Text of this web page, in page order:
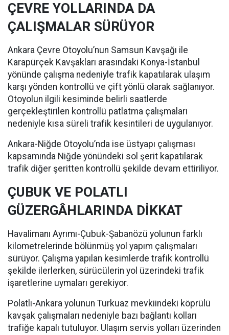
ÇEVRE YOLLARINDA DA
ÇALIŞMALAR SÜRÜYOR
Ankara Çevre Otoyolu’nun Samsun Kavşağı ile
Karapürçek Kavşakları arasındaki Konya-İstanbul
yönünde çalışma nedeniyle trafik kapatılarak ulaşım
karşı yönden kontrollü ve çift yönlü olarak sağlanıyor.
Otoyolun ilgili kesiminde belirli saatlerde
gerçekleştirilen kontrollü patlatma çalışmaları
nedeniyle kısa süreli trafik kesintileri de uygulanıyor.
Ankara-Niğde Otoyolu’nda ise üstyapı çalışması
kapsamında Niğde yönündeki sol şerit kapatılarak
trafik diğer şeritten kontrollü şekilde devam ettiriliyor.
ÇUBUK VE POLATLI
GÜZERGÂHLARINDA DİKKAT
Havalimanı Ayrımı-Çubuk-Şabanözü yolunun farklı
kilometrelerinde bölünmüş yol yapım çalışmaları
sürüyor. Çalışma yapılan kesimlerde trafik kontrollü
şekilde ilerlerken, sürücülerin yol üzerindeki trafik
işaretlerine uymaları gerekiyor.
Polatlı-Ankara yolunun Turkuaz mevkiindeki köprülü
kavşak çalışmaları nedeniyle bazı bağlantı kolları
trafiğe kapalı tutuluyor. Ulaşım servis yolları üzerinden